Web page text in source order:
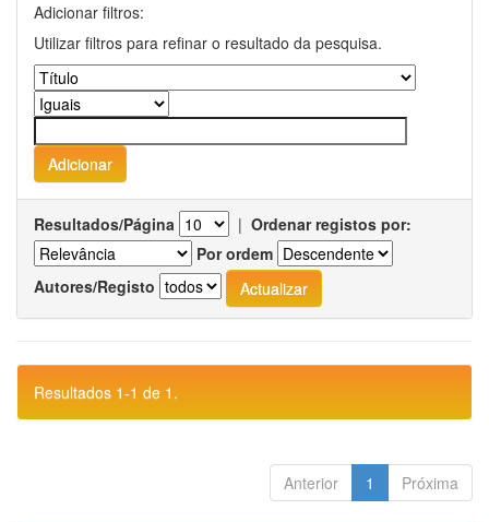
Adicionar filtros:
Utilizar filtros para refinar o resultado da pesquisa.
Resultados/Página | Ordenar registos por:
Por ordem
Autores/Registo
Resultados 1-1 de 1.
Anterior 1 Próxima